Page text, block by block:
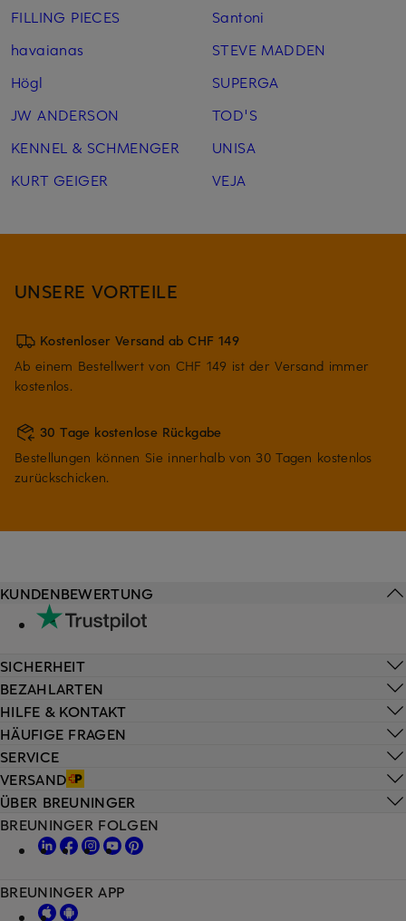
FILLING PIECES
havaianas
Högl
JW ANDERSON
KENNEL & SCHMENGER
KURT GEIGER
Santoni
STEVE MADDEN
SUPERGA
TOD'S
UNISA
VEJA
UNSERE VORTEILE
Kostenloser Versand ab CHF 149
Ab einem Bestellwert von CHF 149 ist der Versand immer
kostenlos.
30 Tage kostenlose Rückgabe
Bestellungen können Sie innerhalb von 30 Tagen kostenlos
zurückschicken.
HILFE & KONTAKT
HÄUFIGE FRAGEN
SERVICE
VERSAND
KUNDENBEWERTUNG
SICHERHEIT
BEZAHLARTEN
ÜBER BREUNINGER
BREUNINGER FOLGEN
BREUNINGER APP